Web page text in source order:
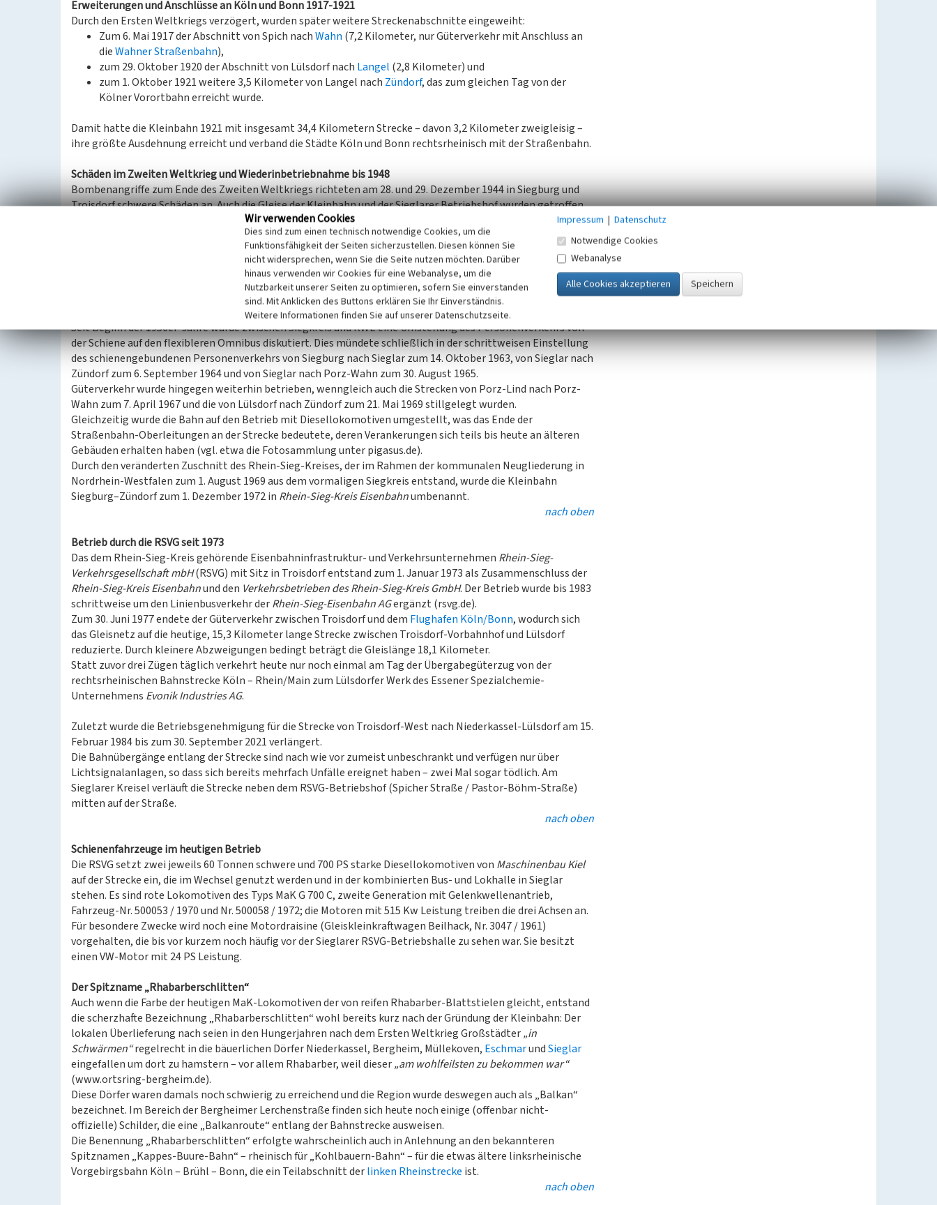
Erweiterungen und Anschlüsse an Köln und Bonn 1917-1921
Durch den Ersten Weltkriegs verzögert, wurden später weitere Streckenabschnitte eingeweiht:
Zum 6. Mai 1917 der Abschnitt von Spich nachWahn (7,2 Kilometer, nur Güterverkehr mit Anschluss an
dieWahner Straßenbahn),
zum 29. Oktober 1920 der Abschnitt von Lülsdorf nach Langel (2,8 Kilometer) und
zum 1. Oktober 1921 weitere 3,5 Kilometer von Langel nach Zündorf, das zum gleichen Tag von der
Kölner Vorortbahn erreicht wurde.
Damit hatte die Kleinbahn 1921 mit insgesamt 34,4 Kilometern Strecke – davon 3,2 Kilometer zweigleisig –
ihre größte Ausdehnung erreicht und verband die Städte Köln und Bonn rechtsrheinisch mit der Straßenbahn.
Schäden im Zweiten Weltkrieg und Wiederinbetriebnahme bis 1948
Bombenangriffe zum Ende des Zweiten Weltkriegs richteten am 28. und 29. Dezember 1944 in Siegburg und
Troisdorf schwere Schäden an. Auch die Gleise der Kleinbahn und der Sieglarer Betriebshof wurden getroffen.
Weitere Schäden an der Strecke gehen auf die sich zurückziehende Wehrmacht zurück, die noch am 11. April
1945 im Rahmen der NS-Kriegstaktik „verbrannte Erde“ Brücken über die Agger und über die Reichsbahn
Erst im Herbst 1945 konnten einzelne Abschnitte der Bahn wieder in Betrieb genommen werden, ein
durchgehender Verkehr war erst ab dem 25. März 1948 wieder möglich.
Einstellung des Personenverkehrs 1963-1965
Seit Beginn der 1950er-Jahre wurde zwischen Siegkreis und RWE eine Umstellung des Personenverkehrs von
der Schiene auf den flexibleren Omnibus diskutiert. Dies mündete schließlich in der schrittweisen Einstellung
des schienengebundenen Personenverkehrs von Siegburg nach Sieglar zum 14. Oktober 1963, von Sieglar nach
Zündorf zum 6. September 1964 und von Sieglar nach Porz-Wahn zum 30. August 1965.
Güterverkehr wurde hingegen weiterhin betrieben, wenngleich auch die Strecken von Porz-Lind nach Porz-
Wahn zum 7. April 1967 und die von Lülsdorf nach Zündorf zum 21. Mai 1969 stillgelegt wurden.
Gleichzeitig wurde die Bahn auf den Betrieb mit Diesellokomotiven umgestellt, was das Ende der
Straßenbahn-Oberleitungen an der Strecke bedeutete, deren Verankerungen sich teils bis heute an älteren
Gebäuden erhalten haben (vgl. etwa die Fotosammlung unter pigasus.de).
Durch den veränderten Zuschnitt des Rhein-Sieg-Kreises, der im Rahmen der kommunalen Neugliederung in
Nordrhein-Westfalen zum 1. August 1969 aus dem vormaligen Siegkreis entstand, wurde die Kleinbahn
Siegburg–Zündorf zum 1. Dezember 1972 in Rhein-Sieg-Kreis Eisenbahnumbenannt.
nach oben
Betrieb durch die RSVG seit 1973
Das dem Rhein-Sieg-Kreis gehörende Eisenbahninfrastruktur- und Verkehrsunternehmen Rhein-Sieg-
Verkehrsgesellschaft mbH(RSVG) mit Sitz in Troisdorf entstand zum 1. Januar 1973 als Zusammenschluss der
Rhein-Sieg-Kreis Eisenbahnund den Verkehrsbetrieben des Rhein-Sieg-Kreis GmbH. Der Betrieb wurde bis 1983
schrittweise um den Linienbusverkehr derRhein-Sieg-Eisenbahn AGergänzt (rsvg.de).
Zum 30. Juni 1977 endete der Güterverkehr zwischen Troisdorf und dem Flughafen Köln/Bonn, wodurch sich
das Gleisnetz auf die heutige, 15,3 Kilometer lange Strecke zwischen Troisdorf-Vorbahnhof und Lülsdorf
reduzierte. Durch kleinere Abzweigungen bedingt beträgt die Gleislänge 18,1 Kilometer.
Statt zuvor drei Zügen täglich verkehrt heute nur noch einmal am Tag der Übergabegüterzug von der
rechtsrheinischen Bahnstrecke Köln – Rhein/Main zum Lülsdorfer Werk des Essener Spezialchemie-
Unternehmens Evonik Industries AG.
Zuletzt wurde die Betriebsgenehmigung für die Strecke von Troisdorf-West nach Niederkassel-Lülsdorf am 15.
Februar 1984 bis zum 30. September 2021 verlängert.
Die Bahnübergänge entlang der Strecke sind nach wie vor zumeist unbeschrankt und verfügen nur über
Lichtsignalanlagen, so dass sich bereits mehrfach Unfälle ereignet haben – zwei Mal sogar tödlich. Am
Sieglarer Kreisel verläuft die Strecke neben dem RSVG-Betriebshof (Spicher Straße / Pastor-Böhm-Straße)
mitten auf der Straße.
nach oben
Schienenfahrzeuge im heutigen Betrieb
Die RSVG setzt zwei jeweils 60 Tonnen schwere und 700 PS starke Diesellokomotiven von Maschinenbau Kiel
auf der Strecke ein, die im Wechsel genutzt werden und in der kombinierten Bus- und Lokhalle in Sieglar
stehen. Es sind rote Lokomotiven des Typs MaK G 700 C, zweite Generation mit Gelenkwellenantrieb,
Fahrzeug-Nr. 500053 / 1970 und Nr. 500058 / 1972; die Motoren mit 515 Kw Leistung treiben die drei Achsen an.
Für besondere Zwecke wird noch eine Motordraisine (Gleiskleinkraftwagen Beilhack, Nr. 3047 / 1961)
vorgehalten, die bis vor kurzem noch häufig vor der Sieglarer RSVG-Betriebshalle zu sehen war. Sie besitzt
einen VW-Motor mit 24 PS Leistung.
Der Spitzname „Rhabarberschlitten“
Auch wenn die Farbe der heutigen MaK-Lokomotiven der von reifen Rhabarber-Blattstielen gleicht, entstand
die scherzhafte Bezeichnung „Rhabarberschlitten“ wohl bereits kurz nach der Gründung der Kleinbahn: Der
lokalen Überlieferung nach seien in den Hungerjahren nach dem Ersten Weltkrieg Großstädter„in
Schwärmen“regelrecht in die bäuerlichen Dörfer Niederkassel, Bergheim, Müllekoven, EschmarundSieglar
eingefallen um dort zu hamstern – vor allem Rhabarber, weil dieser„am wohlfeilsten zu bekommen war“
(www.ortsring-bergheim.de).
Diese Dörfer waren damals noch schwierig zu erreichend und die Region wurde deswegen auch als „Balkan“
bezeichnet. Im Bereich der Bergheimer Lerchenstraße finden sich heute noch einige (offenbar nicht-
offizielle) Schilder, die eine „Balkanroute“ entlang der Bahnstrecke ausweisen.
Die Benennung „Rhabarberschlitten“ erfolgte wahrscheinlich auch in Anlehnung an den bekannteren
Spitznamen „Kappes-Buure-Bahn“ – rheinisch für „Kohlbauern-Bahn“ – für die etwas ältere linksrheinische
Vorgebirgsbahn Köln – Brühl – Bonn, die ein Teilabschnitt derlinken Rheinstrecke ist.
nach oben
Wir verwenden Cookies
Dies sind zum einen technisch notwendige Cookies, um die
Funktionsfähigkeit der Seiten sicherzustellen. Diesen können Sie
nicht widersprechen, wenn Sie die Seite nutzen möchten. Darüber
hinaus verwenden wir Cookies für eine Webanalyse, um die
Nutzbarkeit unserer Seiten zu optimieren, sofern Sie einverstanden
sind. Mit Anklicken des Buttons erklären Sie Ihr Einverständnis.
Weitere Informationen finden Sie auf unserer Datenschutzseite.
Impressum | Datenschutz
Notwendige Cookies
Webanalyse